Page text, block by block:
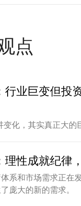
点
行业巨变但投
变化，其实真正大的
理性成就纪律
系和市场需求正在
庞大的新的需求。